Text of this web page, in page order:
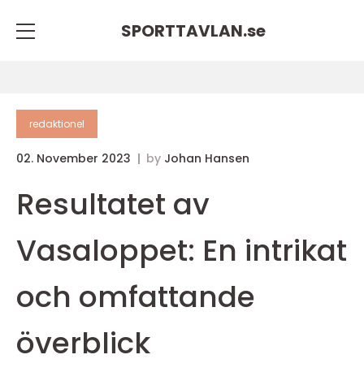
SPORTTAVLAN.se
redaktionel
02. November 2023 by Johan Hansen
Resultatet av
Vasaloppet: En intrikat
och omfattande
överblick